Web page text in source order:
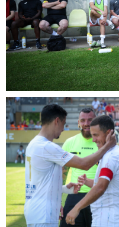
Lire aussi :
Schaerbeek :
dans un
plusieurs